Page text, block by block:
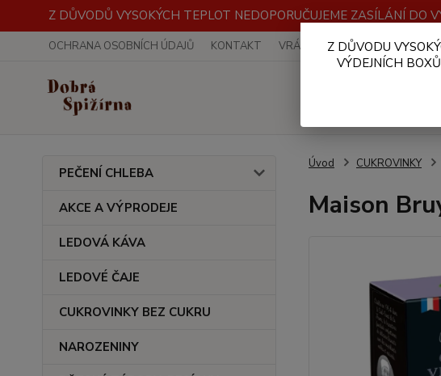
Z DŮVODŮ VYSOKÝCH TEPLOT NEDOPORUČUJEME ZASÍLÁNÍ
OCHRANA OSOBNÍCH ÚDAJŮ KONTAKT VRÁCENÍ ZBOŽÍ OBCHODNÍ
PEČENÍ CHLEBA
AKCE A VÝPRODEJE
LEDOVÁ KÁVA
LEDOVÉ ČAJE
CUKROVINKY BEZ CUKRU
NAROZENINY
Úvod CUKROVINKY
Maison
Z DŮVODU
VÝDEJNÍCH